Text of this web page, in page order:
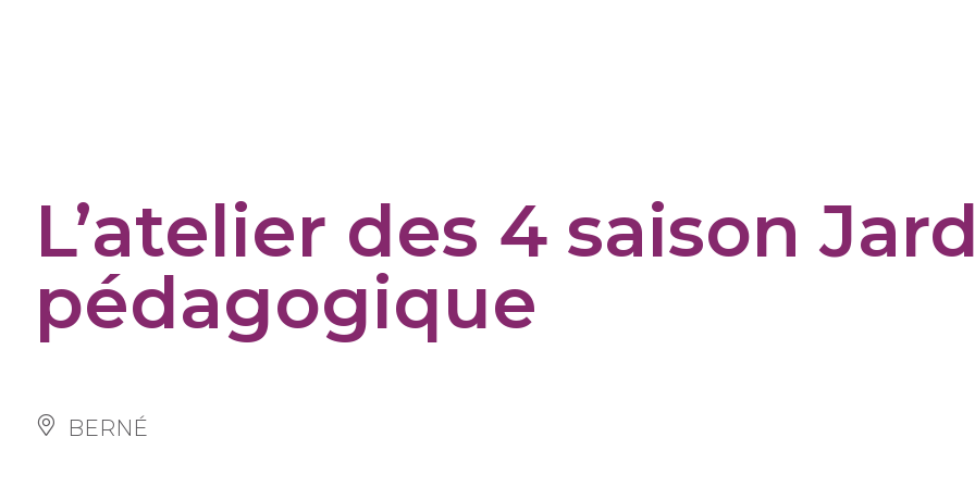
L’atelier des 4 saison
pédagogique
BERNÉ